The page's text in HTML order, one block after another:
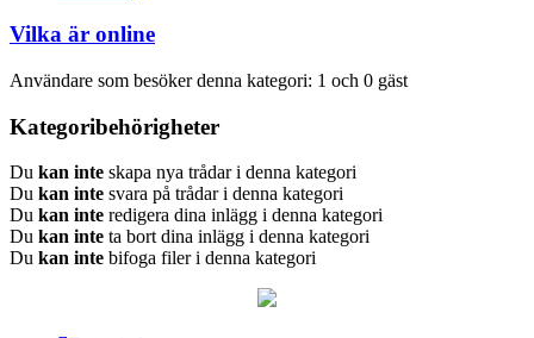
Vilka är online
Användare som besöker denna kategori: 1 och 0 gäst
Kategoribehörigheter
Du kan inte skapa nya trådar i denna kategori
Du kan inte svara på trådar i denna kategori
Du kan inte redigera dina inlägg i denna kategori
Du kan inte ta bort dina inlägg i denna kategori
Du kan inte bifoga filer i denna kategori